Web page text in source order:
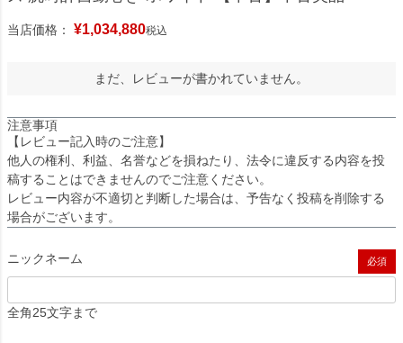
当店価格： ¥1,034,880税込
まだ、レビューが書かれていません。
注意事項
【レビュー記入時のご注意】
他人の権利、利益、名誉などを損ねたり、法令に違反する内容を投
稿することはできませんのでご注意ください。
レビュー内容が不適切と判断した場合は、予告なく投稿を削除する
場合がございます。
ニックネーム
全角25文字まで